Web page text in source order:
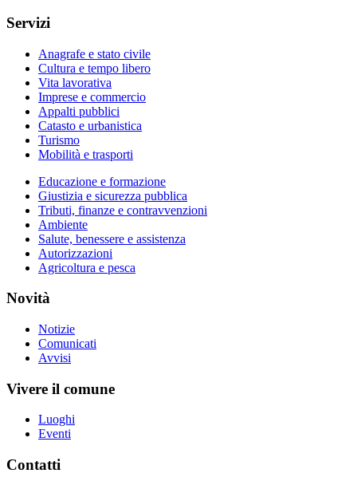
Servizi
Anagrafe e stato civile
Cultura e tempo libero
Vita lavorativa
Imprese e commercio
Appalti pubblici
Catasto e urbanistica
Turismo
Mobilità e trasporti
Educazione e formazione
Giustizia e sicurezza pubblica
Tributi, finanze e contravvenzioni
Ambiente
Salute, benessere e assistenza
Autorizzazioni
Agricoltura e pesca
Novità
Notizie
Comunicati
Avvisi
Vivere il comune
Luoghi
Eventi
Contatti